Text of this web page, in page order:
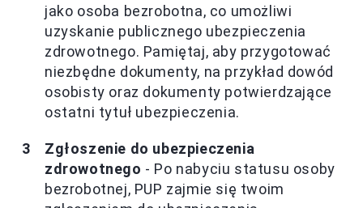
jako osoba bezrobotna, co umożliwi
uzyskanie publicznego ubezpieczenia
zdrowotnego. Pamiętaj, aby przygotować
niezbędne dokumenty, na przykład dowód
osobisty oraz dokumenty potwierdzające
ostatni tytuł ubezpieczenia.
Zgłoszenie do ubezpieczenia
zdrowotnego - Po nabyciu statusu osoby
bezrobotnej, PUP zajmie się twoim